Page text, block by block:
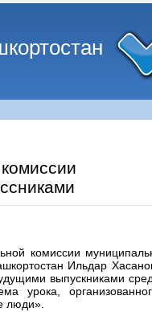
комиссии
Ильдар
выпускниками
урока,
люди».